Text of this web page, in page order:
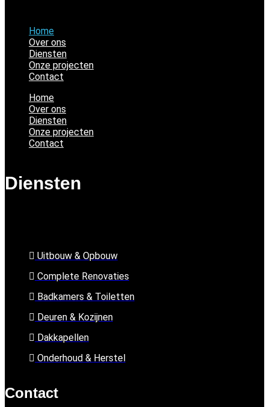
Home
Over ons
Diensten
Onze projecten
Contact
Home
Over ons
Diensten
Onze projecten
Contact
Diensten
Uitbouw & Opbouw
Complete Renovaties
Badkamers & Toiletten
Deuren & Kozijnen
Dakkapellen
Onderhoud & Herstel
Contact